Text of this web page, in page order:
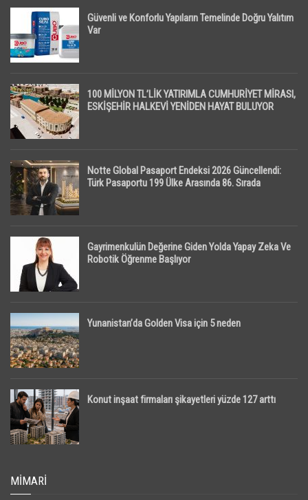
Güvenli ve Konforlu Yapıların Temelinde Doğru Yalıtım
Var
100 MİLYON TL’LİK YATIRIMLA CUMHURİYET MİRASI,
ESKİŞEHİR HALKEVİ YENİDEN HAYAT BULUYOR
Notte Global Pasaport Endeksi 2026 Güncellendi:
Türk Pasaportu 199 Ülke Arasında 86. Sırada
Gayrimenkulün Değerine Giden Yolda Yapay Zeka Ve
Robotik Öğrenme Başlıyor
Yunanistan’da Golden Visa için 5 neden
Konut inşaat firmaları şikayetleri yüzde 127 arttı
MIMARI